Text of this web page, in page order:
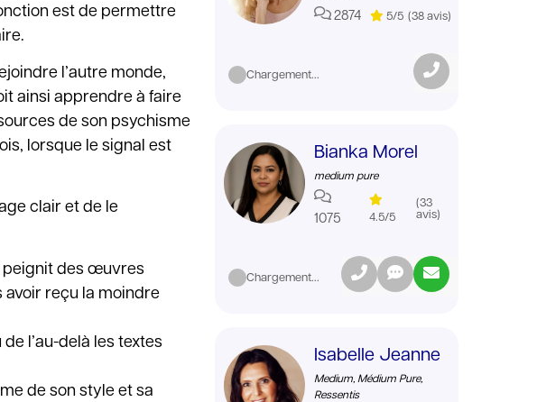
est de permettre
l’autre monde,
ainsi apprendre à faire
de son psychisme
lorsque le signal est
clair et de le
peignit des œuvres
avoir reçu la moindre
l’au-delà les textes
de son style et sa
2874 5/5 (38 avis)
Chargement...
Bianka Morel
medium pure
1075 4.5/5
(33
avis)
Chargement...
Isabelle Jeanne
Medium, Médium Pure,
Ressentis